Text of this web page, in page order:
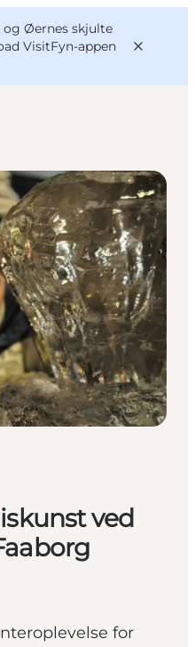
og Øernes skjulte
VisitFyn-appen
ved
for